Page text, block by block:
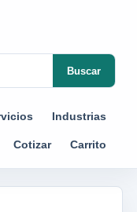
Buscar
Industrias
Cotizar Carrito